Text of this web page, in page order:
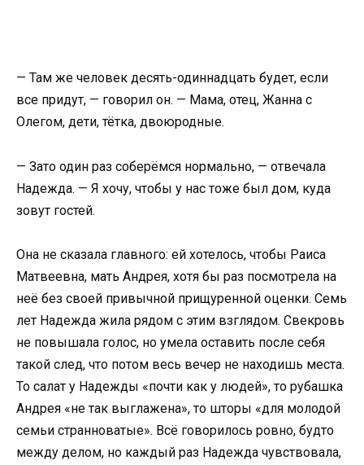
— Там же человек десять-одиннадцать будет, если
все придут, — говорил он. — Мама, отец, Жанна с
Олегом, дети, тётка, двоюродные.
— Зато один раз соберёмся нормально, — отвечала
Надежда. — Я хочу, чтобы у нас тоже был дом, куда
зовут гостей.
Она не сказала главного: ей хотелось, чтобы Раиса
Матвеевна, мать Андрея, хотя бы раз посмотрела на
неё без своей привычной прищуренной оценки. Семь
лет Надежда жила рядом с этим взглядом. Свекровь
не повышала голос, но умела оставить после себя
такой след, что потом весь вечер не находишь места.
То салат у Надежды «почти как у людей», то рубашка
Андрея «не так выглажена», то шторы «для молодой
семьи странноватые». Всё говорилось ровно, будто
между делом, но каждый раз Надежда чувствовала,